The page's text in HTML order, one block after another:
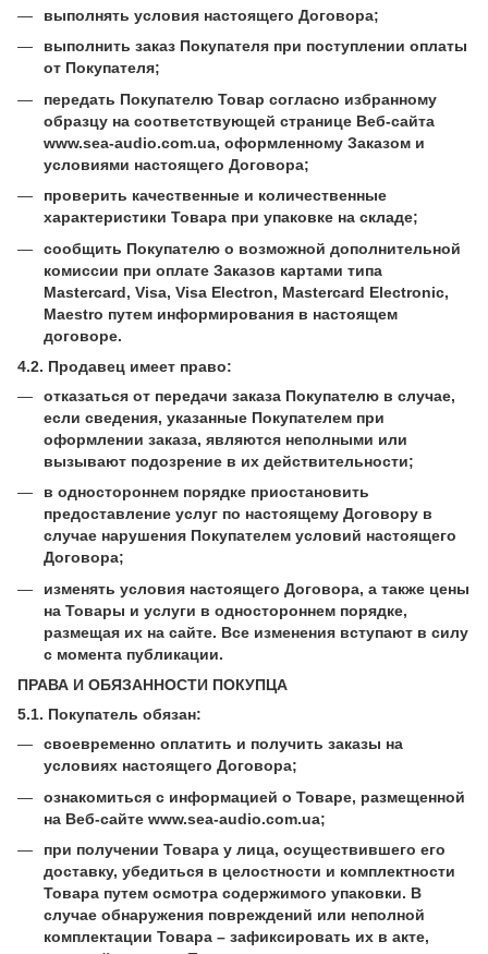
выполнять условия настоящего Договора;
выполнить заказ Покупателя при поступлении оплаты
от Покупателя;
передать Покупателю Товар согласно избранному
образцу на соответствующей странице Веб-сайта
www.sea-audio.com.ua, оформленному Заказом и
условиями настоящего Договора;
проверить качественные и количественные
характеристики Товара при упаковке на складе;
сообщить Покупателю о возможной дополнительной
комиссии при оплате Заказов картами типа
Mastercard, Visa, Visa Electron, Mastercard Electronic,
Maestro путем информирования в настоящем
договоре.
4.2. Продавец имеет право:
отказаться от передачи заказа Покупателю в случае,
если сведения, указанные Покупателем при
оформлении заказа, являются неполными или
вызывают подозрение в их действительности;
в одностороннем порядке приостановить
предоставление услуг по настоящему Договору в
случае нарушения Покупателем условий настоящего
Договора;
изменять условия настоящего Договора, а также цены
на Товары и услуги в одностороннем порядке,
размещая их на сайте. Все изменения вступают в силу
с момента публикации.
ПРАВА И ОБЯЗАННОСТИ ПОКУПЦА
5.1. Покупатель обязан:
своевременно оплатить и получить заказы на
условиях настоящего Договора;
ознакомиться с информацией о Товаре, размещенной
на Веб-сайте www.sea-audio.com.ua;
при получении Товара у лица, осуществившего его
доставку, убедиться в целостности и комплектности
Товара путем осмотра содержимого упаковки. В
случае обнаружения повреждений или неполной
комплектации Товара – зафиксировать их в акте,